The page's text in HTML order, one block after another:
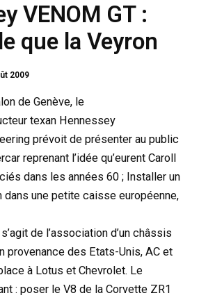
VENOM GT :
que la Veyron
2009
de Genève, le
texan Hennessey
prévoit de présenter au public
reprenant l’idée qu’eurent Caroll
dans les années 60 ; Installer un
une petite caisse européenne,
de l’association d’un châssis
provenance des Etats-Unis, AC et
à Lotus et Chevrolet. Le
: poser le V8 de la Corvette ZR1